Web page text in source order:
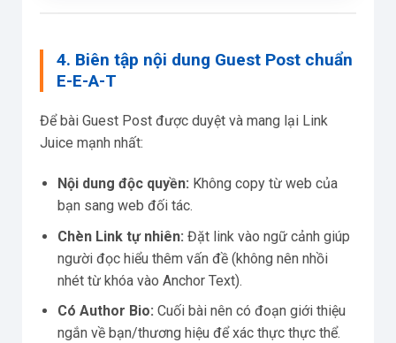
4. Biên tập nội dung Guest Post chuẩn
E-E-A-T
Để bài Guest Post được duyệt và mang lại Link
Juice mạnh nhất:
Nội dung độc quyền: Không copy từ web của
bạn sang web đối tác.
Chèn Link tự nhiên: Đặt link vào ngữ cảnh giúp
người đọc hiểu thêm vấn đề (không nên nhồi
nhét từ khóa vào Anchor Text).
Có Author Bio: Cuối bài nên có đoạn giới thiệu
ngắn về bạn/thương hiệu để xác thực thực thể.